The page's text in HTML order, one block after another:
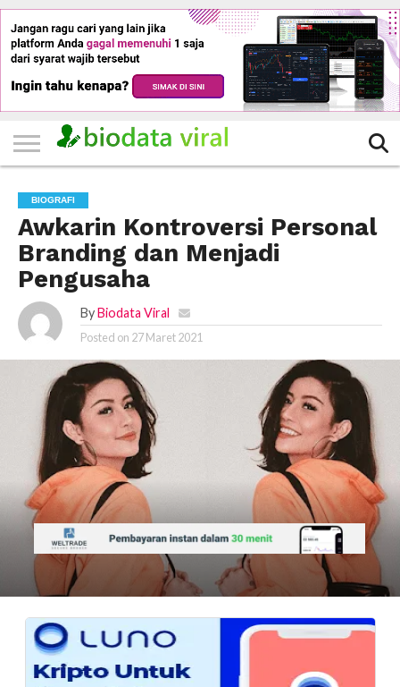
HOME
FILTER
KATEGORI
IKLAN
GRATIS
TERVIRAL
TRADING
KOMUNITAS
BERITA
BISNIS
LAINNYA
BIOGRAFI
Awkarin Kontroversi Personal
Branding dan Menjadi
Pengusaha
By Biodata Viral
Posted on 27 Maret 2021